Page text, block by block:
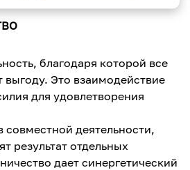
благодаря которой все
выгоду. Это взаимодействие
для удовлетворения
совместной деятельности,
результат отдельных
дает синергетический